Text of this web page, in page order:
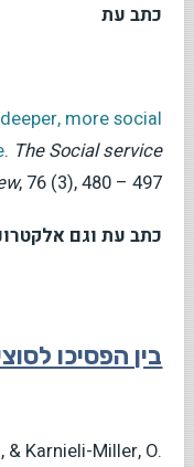
כתב עת
more social
. The Social service
, 76 (3), 480 – 497.
כתב עת וגם אלקטרוני
בין הפסיכו
& Karnieli-Miller, O.